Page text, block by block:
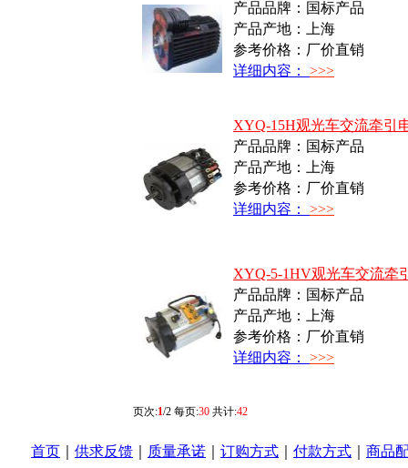
产品品牌：国标产品
产品产地：上海
参考价格：厂价直销
详细内容： >>>
XYQ-15H观光车交流牵引
产品品牌：国标产品
产品产地：上海
参考价格：厂价直销
详细内容： >>>
XYQ-5-1HV观光车交流牵
产品品牌：国标产品
产品产地：上海
参考价格：厂价直销
详细内容： >>>
页次:1/2 每页:30 共计:42
首页 供求反馈 质量承诺 订购方式 付款方式 商品